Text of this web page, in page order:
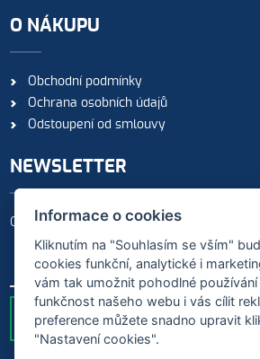
O NÁKUPU
Obchodní podmínky
Ochrana osobních údajů
Odstoupení od smlouvy
NEWSLETTER
Odebírejte naše novinky
ODESLAT
Informace o cookies
Kliknutím na "Souhlasím se vším"
cookies funkční, analytické i
vám tak umožnit pohodlné
funkčnost našeho webu i vás cílit
preference můžete snadno upravit
"Nastavení cookies".